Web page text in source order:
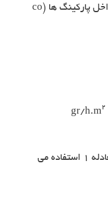
۴ – سطح و تمرکز قابل قبول co در داخل پارکینگ ها (co
۲
پارکینگ ها در واحد مساحت کف از معادله ۱ استفاده می